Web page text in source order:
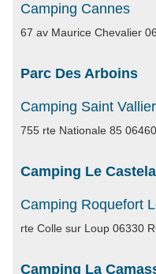
Camping Cannes
67 av Maurice Chevalier
Parc Des Arboins
Camping Saint
755 rte Nationale 85
Camping Le
Camping Roquefort
rte Colle sur Loup 06330
Camping La